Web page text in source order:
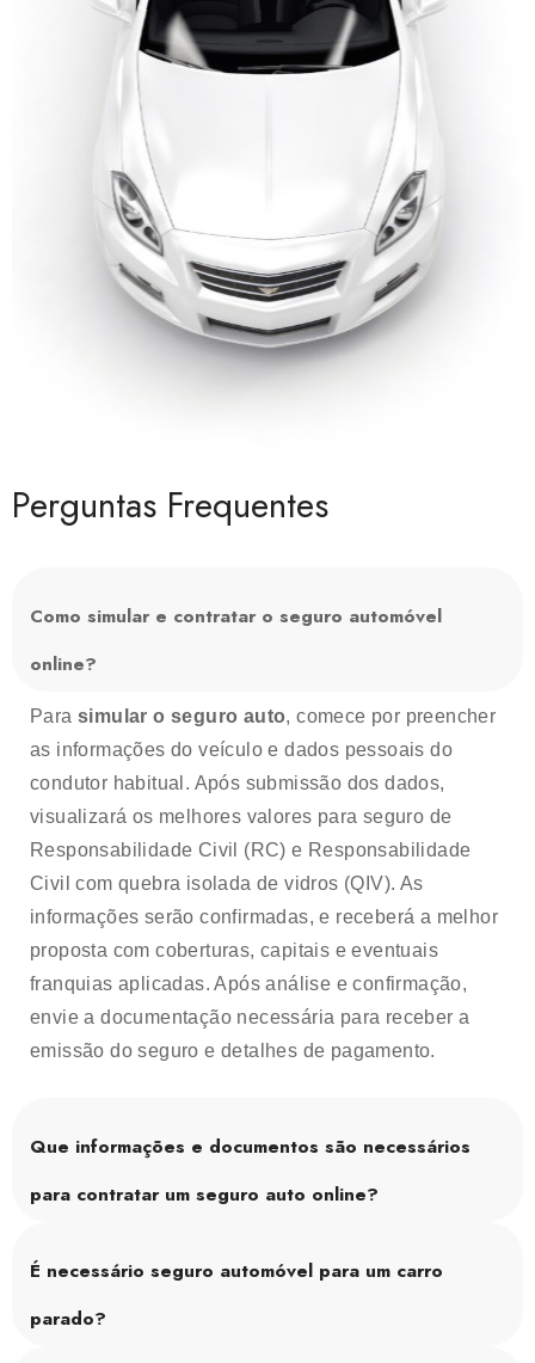
Perguntas Frequentes
Como simular e contratar o seguro automóvel
online?
Para simular o seguro auto, comece por preencher
as informações do veículo e dados pessoais do
condutor habitual. Após submissão dos dados,
visualizará os melhores valores para seguro de
Responsabilidade Civil (RC) e Responsabilidade
Civil com quebra isolada de vidros (QIV). As
informações serão confirmadas, e receberá a melhor
proposta com coberturas, capitais e eventuais
franquias aplicadas. Após análise e confirmação,
envie a documentação necessária para receber a
emissão do seguro e detalhes de pagamento.
Que informações e documentos são necessários
para contratar um seguro auto online?
É necessário seguro automóvel para um carro
parado?